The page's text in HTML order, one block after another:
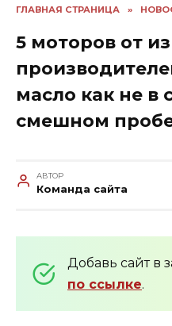
ГЛАВНАЯ СТРАНИЦА »
5 моторов от
масло как не в
смешном
АВТОР
Команда сайта
Добавь сайт в
по ссылке.